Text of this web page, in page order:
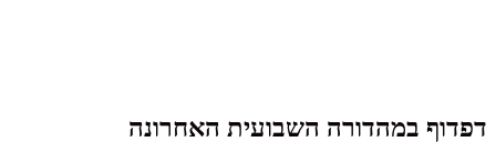
דפדוף במהדורה השבועית האחרונה